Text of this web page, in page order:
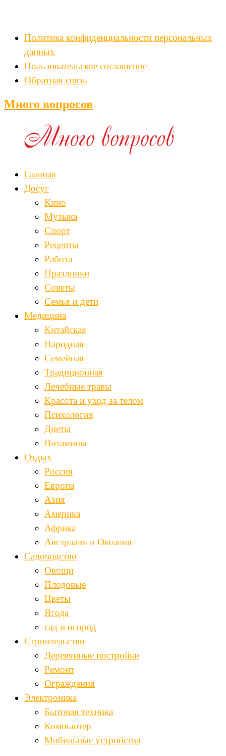
Политика конфиденциальности персональных
данных
Пользовательское соглашение
Обратная связь
Много вопросов
Главная
Досуг
Кино
Музыка
Спорт
Рецепты
Работа
Праздники
Советы
Семья и дети
Медицина
Китайская
Народная
Семейная
Традиционная
Лечебные травы
Красота и уход за телом
Психология
Диеты
Витамины
Отдых
Россия
Европа
Азия
Америка
Африка
Австралия и Океания
Садоводство
Овощи
Плодовые
Цветы
Ягода
сад и огород
Строительство
Деревянные постройки
Ремонт
Ограждения
Электроника
Бытовая техника
Компьютер
Мобильные устройства